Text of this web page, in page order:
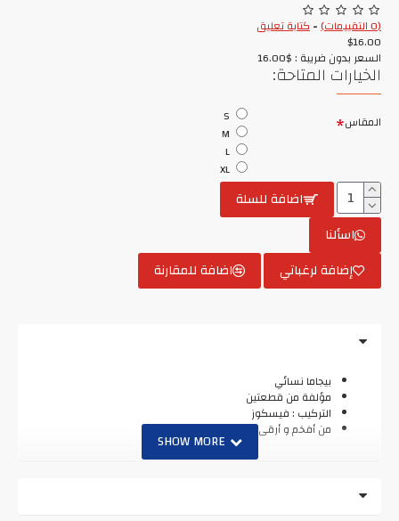
(0 التقييمات) -كتابة تعليق
$16.00
السعر بدون ضريبة : $16.00
الخيارات المتاحة:
المقاس
S
M
L
XL
اضافة للسلة
اسألنا
إضافة لرغباتي
اضافة للمقارنة
بيجاما نسائي
مؤلفة من قطعتين
التركيب : فيسكوز
من أفخم و أرقى الماركات التركية